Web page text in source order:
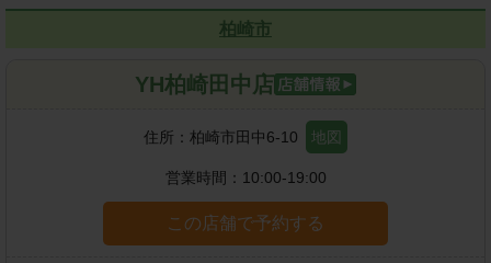
柏崎市
YH柏崎田中店
住所： 柏崎市田中6-10 地図
営業時間： 10:00-19:00
この店舗で予約する